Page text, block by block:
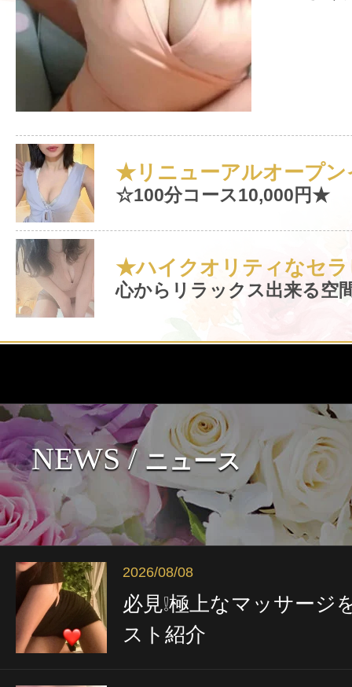
★リニューアルオープン
☆100分コース10,000円★
★ハイクオリティなセ
心からリラックス出来る空
NEWS / ニュース
2026/08/08
必見❕️極上なマッサージ
スト紹介